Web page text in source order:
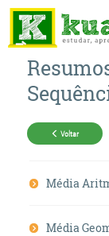
Voltar
Média
Média